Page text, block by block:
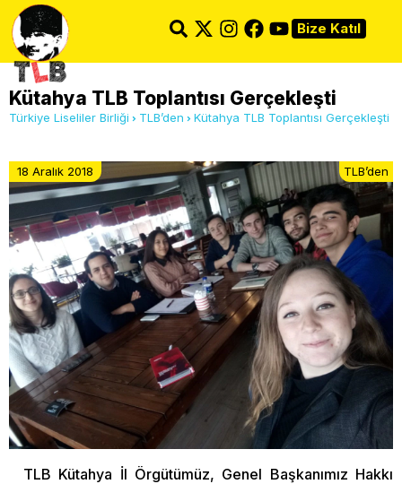
Bize Katıl
Kütahya TLB Toplantısı Gerçekleşti
Türkiye Liseliler Birliği TLB’den Kütahya TLB Toplantısı Gerçekleşti
18 Aralık 2018 TLB’den
TLB Kütahya İl Örgütümüz, Genel Başkanımız Hakkı